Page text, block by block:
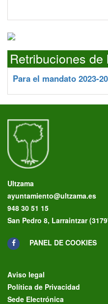
Retribuciones
Para el mandato 2023-
Ultzama
ayuntamiento@ultzama.es
948 30 51 15
San Pedro 8, Larraintzar
PANEL DE COOKIES
Aviso legal
Política de Privacidad
Sede Electrónica